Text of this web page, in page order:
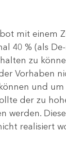
mit einem
40 % (als
zu
Vorhaben
und um
der zu
werden.
realisiert